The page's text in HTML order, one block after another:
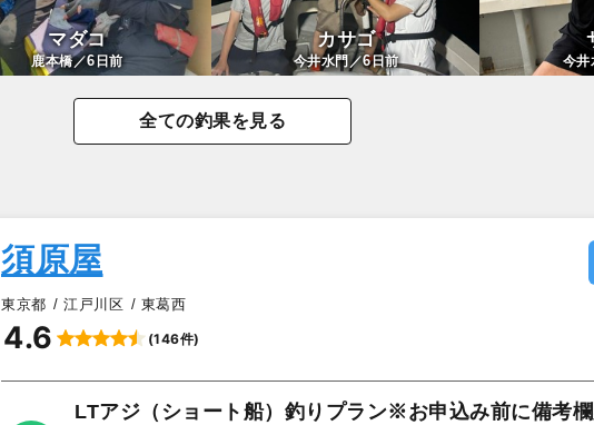
マダコ
鹿本橋／6 日前
カサゴ
今井水門／6日前 今井
全ての釣果を見る
須原屋
東京都 江戸川区 東葛西
4.6 (146件)
LTアジ（ショート船）釣りプラン※お申込み前に備考